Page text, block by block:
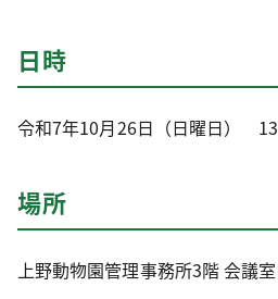
日時
令和7年10月26日（日曜日）
場所
上野動物園管理事務所3階 会議室